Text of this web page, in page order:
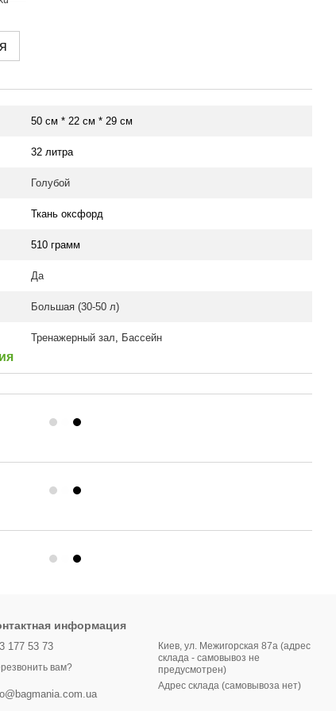
50 см * 22 см * 29 см
32 литра
Голубой
Ткань оксфорд
510 грамм
Да
Большая (30-50 л)
Тренажерный зал, Бассейн
информация
177 53 73
вам?
Киев, ул. Межигорская 87а (адрес
склада - самовывоз не
предусмотрен)
Адрес склада (самовывоза нет)